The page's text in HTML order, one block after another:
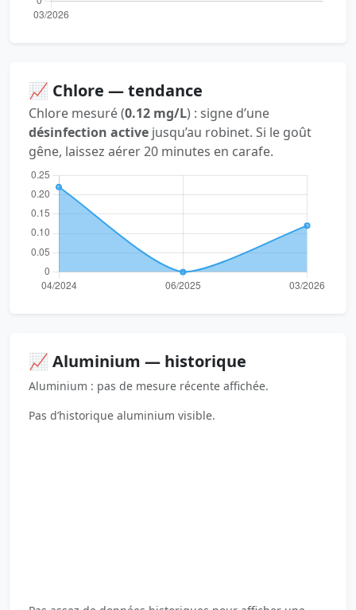
📈 Chlore — tendance
Chlore mesuré (0.12 mg/L) : signe d’une
désinfection active jusqu’au robinet. Si le goût
gêne, laissez aérer 20 minutes en carafe.
📈 Aluminium — historique
Aluminium : pas de mesure récente affichée.
Pas d’historique aluminium visible.